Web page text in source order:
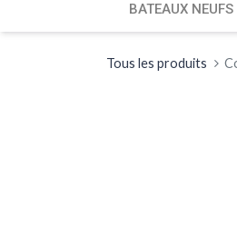
BATEAUX NEUFS
Tous les produits